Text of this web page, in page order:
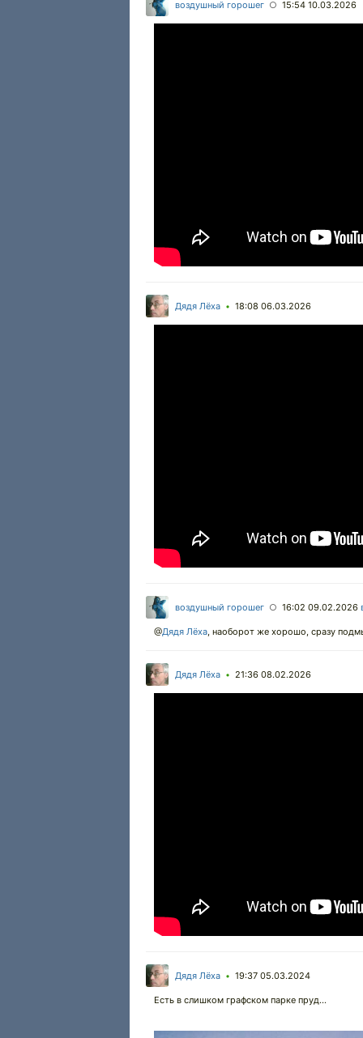
воздушный горошег ○ 15:54 10.03.2026
Дядя Лёха • 18:08 06.03.2026
воздушный горошег ○ 16:02 09.02.2026
@Дядя Лёха, наоборот же хорошо, сразу
Дядя Лёха • 21:36 08.02.2026
Дядя Лёха • 19:37 05.03.2024
Есть в слишком графском парке пруд...